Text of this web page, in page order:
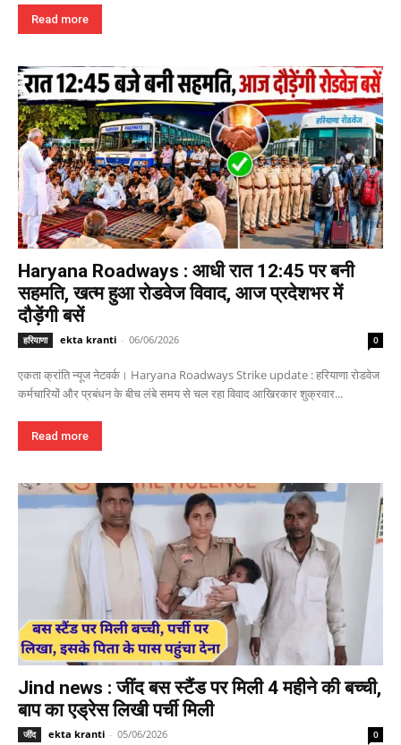
Read more
Haryana Roadways : आधी रात 12:45 पर बनी
सहमति, खत्म हुआ रोडवेज विवाद, आज प्रदेशभर में
दौड़ेंगी बसें
हरियाणा ekta kranti - 06/06/2026 0
एकता क्रांति न्यूज नेटवर्क। Haryana Roadways Strike update : हरियाणा रोडवेज
कर्मचारियों और प्रबंधन के बीच लंबे समय से चल रहा विवाद आखिरकार शुक्रवार...
Read more
Jind news : जींद बस स्टैंड पर मिली 4 महीने की बच्ची,
बाप का एड्रेस लिखी पर्ची मिली
जींद ekta kranti - 05/06/2026 0